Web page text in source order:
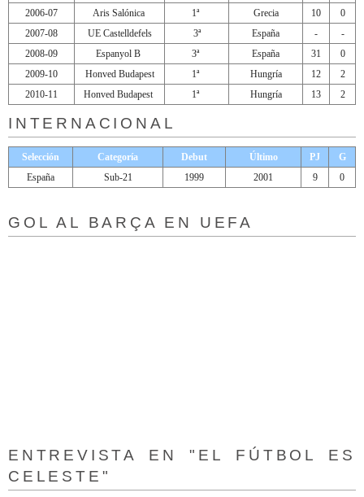
2006-07
Aris Salónica 1ª Grecia 10
0
2007-08
UE Castelldefels 3ª España -
-
2008-09
Espanyol B 3ª España 31
0
2009-10
Honved Budapest 1ª Hungría 12
2
2010-11
Honved Budapest 1ª Hungría 13 2
INTERNACIONAL
Selección Categoría Debut Último PJ
G
España
Sub-21 1999 2001 9 0
GOL AL BARÇA EN UEFA
ENTREVISTA EN "EL FÚTBOL ES
CELESTE"